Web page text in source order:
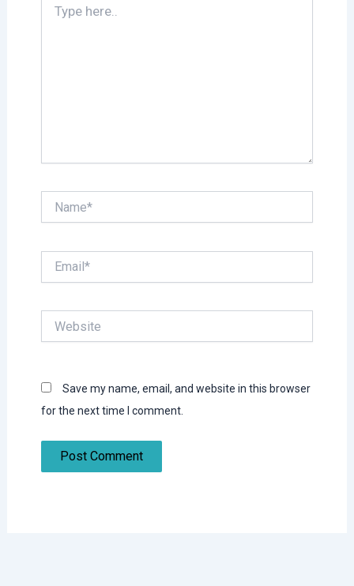
here..
Save my name, email, and website in this browser
for the next time I comment.